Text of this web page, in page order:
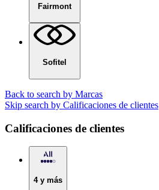
Fairmont
Sofitel
Back to search by Marcas
Skip search by Calificaciones de clientes
Calificaciones de clientes
4 y más